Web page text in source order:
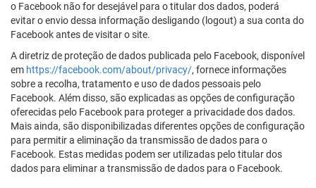
o Facebook não for desejável para o titular dos dados, poderá
evitar o envio dessa informação desligando (logout) a sua conta do
Facebook antes de visitar o site.
A diretriz de proteção de dados publicada pelo Facebook, disponível
em https://facebook.com/about/privacy/, fornece informações
sobre a recolha, tratamento e uso de dados pessoais pelo
Facebook. Além disso, são explicadas as opções de configuração
oferecidas pelo Facebook para proteger a privacidade dos dados.
Mais ainda, são disponibilizadas diferentes opções de configuração
para permitir a eliminação da transmissão de dados para o
Facebook. Estas medidas podem ser utilizadas pelo titular dos
dados para eliminar a transmissão de dados para o Facebook.